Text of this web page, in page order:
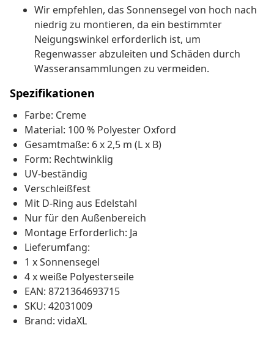
Wir empfehlen, das Sonnensegel von hoch nach
niedrig zu montieren, da ein bestimmter
Neigungswinkel erforderlich ist, um
Regenwasser abzuleiten und Schäden durch
Wasseransammlungen zu vermeiden.
Spezifikationen
Farbe: Creme
Material: 100 % Polyester Oxford
Gesamtmaße: 6 x 2,5 m (L x B)
Form: Rechtwinklig
UV-beständig
Verschleißfest
Mit D-Ring aus Edelstahl
Nur für den Außenbereich
Montage Erforderlich: Ja
Lieferumfang:
1 x Sonnensegel
4 x weiße Polyesterseile
EAN: 8721364693715
SKU: 42031009
Brand: vidaXL